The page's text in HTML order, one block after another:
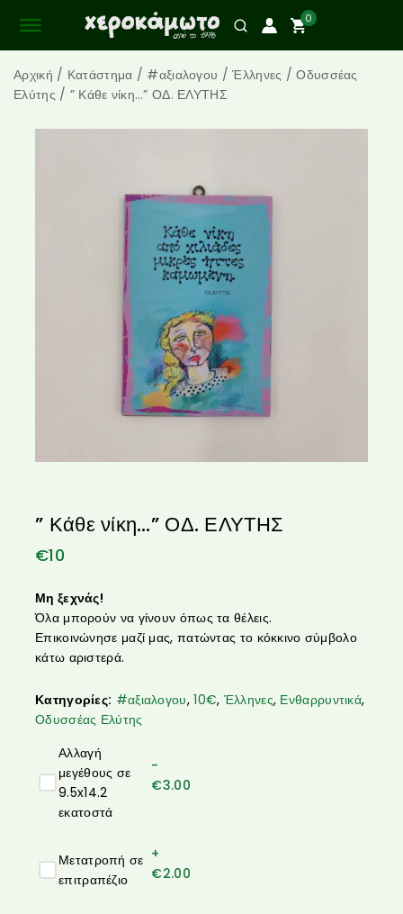
0
Αρχική / Κατάστημα / #αξιαλογου / Έλληνες / Οδυσσέας
Ελύτης / ” Κάθε νίκη…” ΟΔ. ΕΛΥΤΗΣ
” Κάθε νίκη…” ΟΔ. ΕΛΥΤΗΣ
€10
Μη ξεχνάς!
Όλα μπορούν να γίνουν όπως τα θέλεις.
Επικοινώνησε μαζί μας, πατώντας το κόκκινο σύμβολο
κάτω αριστερά.
Κατηγορίες: #αξιαλογου,10€, Έλληνες, Ενθαρρυντικά,
Οδυσσέας Ελύτης
Αλλαγή
μεγέθους σε
9.5x14.2
εκατοστά
-
€3.00
Μετατροπή σε
επιτραπέζιο
+
€2.00